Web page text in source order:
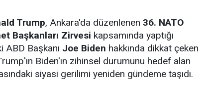
Trump, Ankara'da düzenlenen 36. NATO
Başkanları Zirvesi kapsamında yaptığı
ABD Başkanı Joe Biden hakkında dikkat çeken
Biden'ın zihinsel durumunu hedef alan
siyasi gerilimi yeniden gündeme taşıdı.